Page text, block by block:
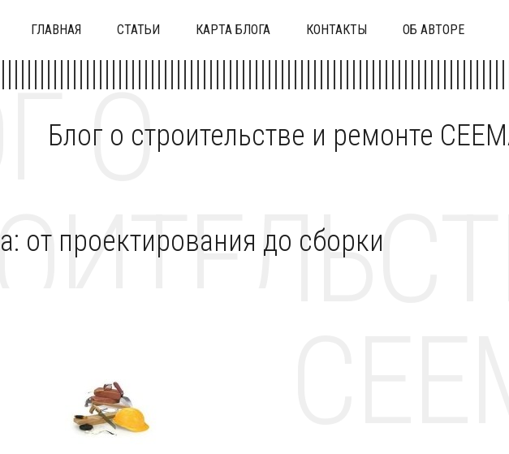
ГЛАВНАЯ СТАТЬИ КАРТА БЛОГА КОНТАКТЫ ОБ АВТОРЕ
Блог о строительстве и ремонте
О
от проектирования до сборки